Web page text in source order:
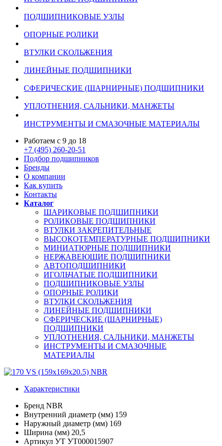
ПОДШИПНИКОВЫЕ УЗЛЫ
ОПОРНЫЕ РОЛИКИ
ВТУЛКИ СКОЛЬЖЕНИЯ
ЛИНЕЙНЫЕ ПОДШИПНИКИ
СФЕРИЧЕСКИЕ (ШАРНИРНЫЕ) ПОДШИПНИКИ
УПЛОТНЕНИЯ, САЛЬНИКИ, МАНЖЕТЫ
ИНСТРУМЕНТЫ И СМАЗОЧНЫЕ МАТЕРИАЛЫ
Работаем с 9 до 18
+7 (495) 260-20-51
Подбор подшипников
Бренды
О компании
Как купить
Контакты
Каталог
ШАРИКОВЫЕ ПОДШИПНИКИ
РОЛИКОВЫЕ ПОДШИПНИКИ
ВТУЛКИ ЗАКРЕПИТЕЛЬНЫЕ
ВЫСОКОТЕМПЕРАТУРНЫЕ ПОДШИПНИКИ
МИНИАТЮРНЫЕ ПОДШИПНИКИ
НЕРЖАВЕЮЩИЕ ПОДШИПНИКИ
АВТОПОДШИПНИКИ
ИГОЛЬЧАТЫЕ ПОДШИПНИКИ
ПОДШИПНИКОВЫЕ УЗЛЫ
ОПОРНЫЕ РОЛИКИ
ВТУЛКИ СКОЛЬЖЕНИЯ
ЛИНЕЙНЫЕ ПОДШИПНИКИ
СФЕРИЧЕСКИЕ (ШАРНИРНЫЕ)
ПОДШИПНИКИ
УПЛОТНЕНИЯ, САЛЬНИКИ, МАНЖЕТЫ
ИНСТРУМЕНТЫ И СМАЗОЧНЫЕ
МАТЕРИАЛЫ
Характеристики
Бренд NBR
Внутренний диаметр (мм) 159
Наружный диаметр (мм) 169
Ширина (мм) 20,5
Артикул УТ УТ000015907